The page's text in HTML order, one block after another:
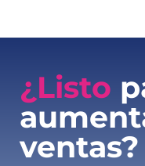
¿Listo
ventas?